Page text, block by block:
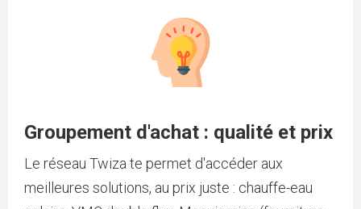
Groupement d'achat : qualité et prix
Le réseau Twiza te permet d'accéder aux
meilleures solutions, au prix juste : chauffe-eau